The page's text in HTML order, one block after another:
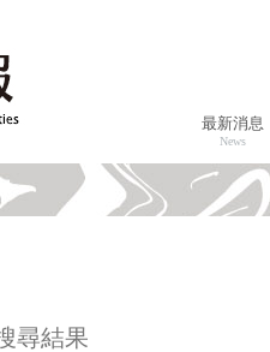
最新消息
News
尋結果